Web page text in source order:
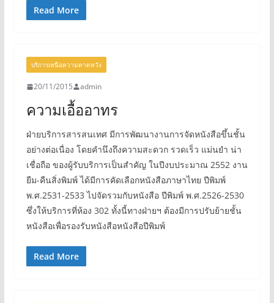
Read More
บริการเหนือความคาดหวัง
20/11/2015 admin
ความเอื้ออาทร
ฝ่ายบริการสารสนเทศ มีการพัฒนางานการจัดหนังสือขึ้นชั้น
อย่างต่อเนื่อง โดยคำนึงถึงความสะดวก รวดเร็ว แม่นยำ น่า
เชื่อถือ ของผู้รับบริการเป็นสำคัญ ในปีงบประมาณ 2552 งาน
ยืม-คืนสิ่งพิมพ์ ได้มีการคัดเลือกหนังสือภาษาไทย ปีพิมพ์
พ.ศ.2531-2533 ไปจัดรวมกับหนังสือ ปีพิมพ์ พ.ศ.2526-2530
ซึ่งให้บริการที่ห้อง 302 ทั้งนี้ทางฝ่ายฯ ต้องมีการปรับย้ายชั้น
หนังสือเพื่อรองรับหนังสือหนังสือปีพิมพ์
Read More